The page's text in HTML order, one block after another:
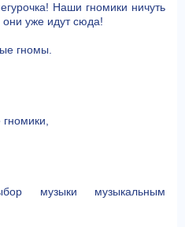
Наши гномики ничуть
уже идут сюда!
гномы.
музыки музыкальным